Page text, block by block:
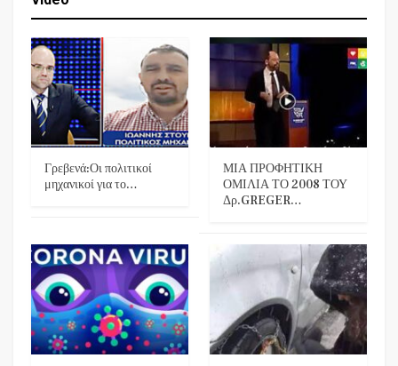
Γρεβενά:Οι πολιτικοί
μηχανικοί για το…
ΜΙΑ ΠΡΟΦΗΤΙΚΗ
ΟΜΙΛΙΑ ΤΟ 2008 ΤΟΥ
Δρ.GREGER…